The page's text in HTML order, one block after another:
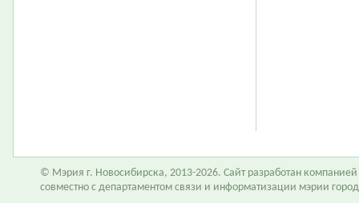
© Мэрия г. Новосибирска, 2013-2026. Сайт разработан компанией
совместно с департаментом связи и информатизации мэрии